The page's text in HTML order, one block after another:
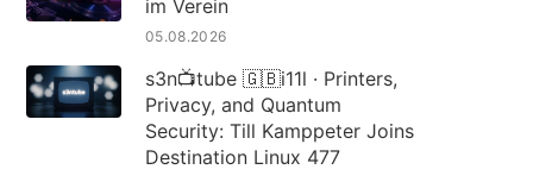
im Verein
05.08.2026
s3n📺tube 🇬🇧i11l · Printers,
Privacy, and Quantum
Security: Till Kamppeter Joins
Destination Linux 477